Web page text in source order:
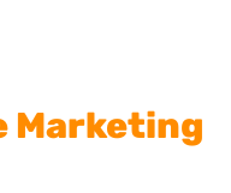
Marketing